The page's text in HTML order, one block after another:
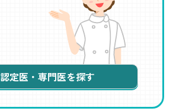
認定医・専門医を探す